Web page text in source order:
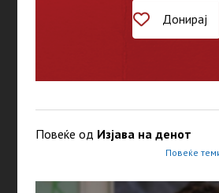
Донирај
Повеќе од Изјава на денот
Повеќе